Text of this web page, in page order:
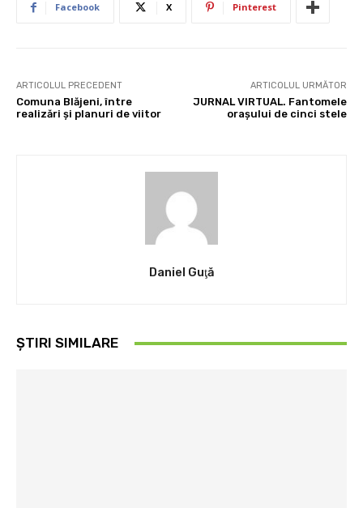
Facebook X Pinterest
ARTICOLUL PRECEDENT
Comuna Blăjeni, între
realizări şi planuri de viitor
ARTICOLUL URMĂTOR
JURNAL VIRTUAL. Fantomele
oraşului de cinci stele
Daniel Guţă
ȘTIRI SIMILARE